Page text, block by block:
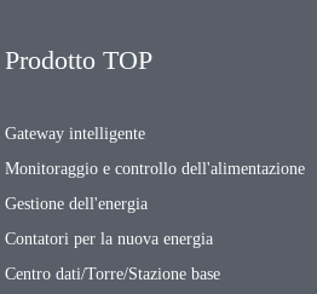
Prodotto TOP
Gateway intelligente
Monitoraggio e controllo dell'alimentazione
Gestione dell'energia
Contatori per la nuova energia
Centro dati/Torre/Stazione base